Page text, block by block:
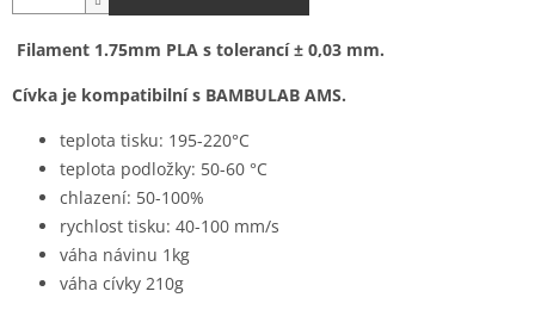
Filament 1.75mm PLA s tolerancí ± 0,03 mm.
Cívka je kompatibilní s BAMBULAB AMS.
teplota tisku: 195-220°C
teplota podložky: 50-60 °C
chlazení: 50-100%
rychlost tisku: 40-100 mm/s
váha návinu 1kg
váha cívky 210g